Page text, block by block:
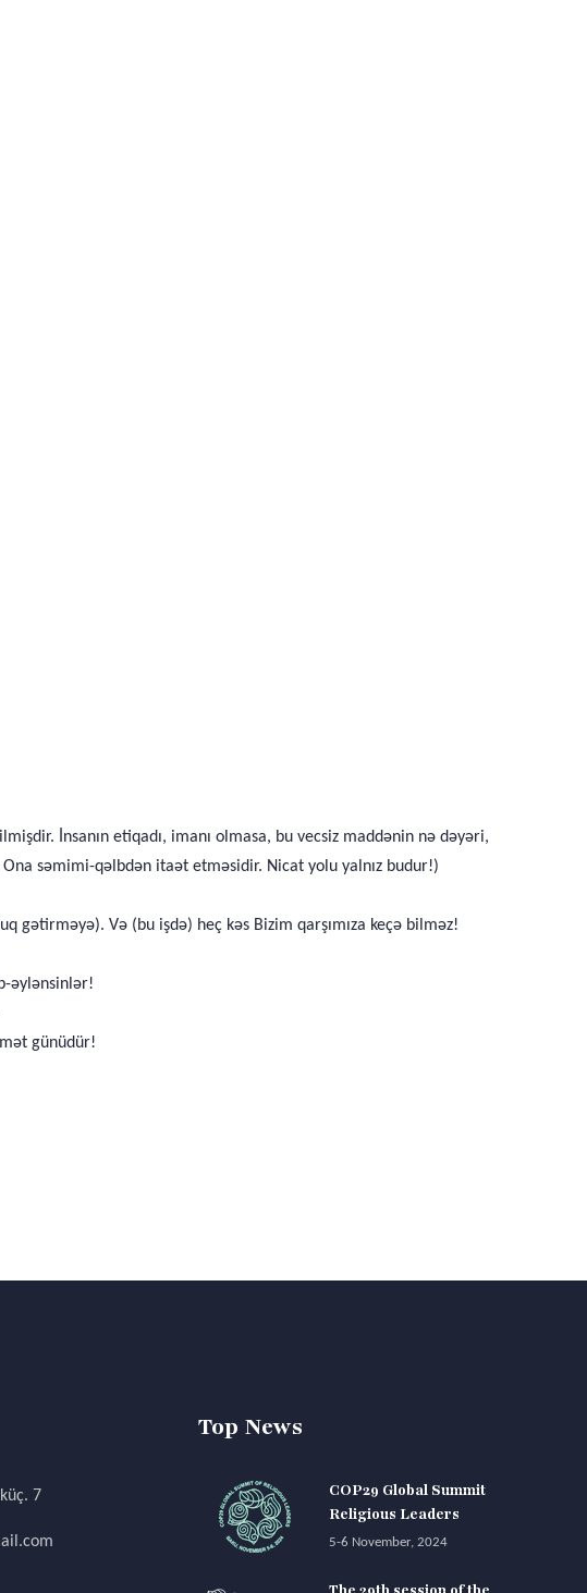
İnsanın etiqadı, imanı olmasa, bu vecsiz maddənin nə dəyəri,
səmimi-qəlbdən itaət etməsidir. Nicat yolu yalnız budur!)
gətirməyə). Və (bu işdə) heç kəs Bizim qarşımıza keçə bilməz!
əylənsinlər!
günüdür!
7
Top News
COP29 Global Summit
Religious Leaders
5-6 November, 2024